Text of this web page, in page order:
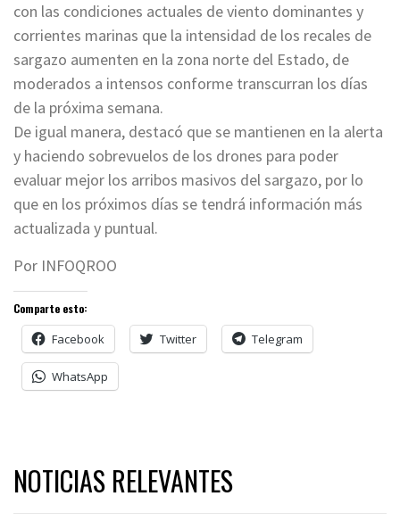
con las condiciones actuales de viento dominantes y
corrientes marinas que la intensidad de los recales de
sargazo aumenten en la zona norte del Estado, de
moderados a intensos conforme transcurran los días
de la próxima semana.
De igual manera, destacó que se mantienen en la alerta
y haciendo sobrevuelos de los drones para poder
evaluar mejor los arribos masivos del sargazo, por lo
que en los próximos días se tendrá información más
actualizada y puntual.
Por INFOQROO
Comparte esto:
Facebook Twitter Telegram
WhatsApp
NOTICIAS RELEVANTES